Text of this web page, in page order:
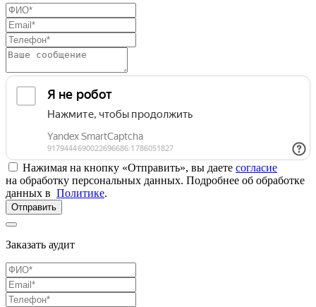
Нажимая на кнопку «Отправить», вы даете согласие
на обработку персональных данных. Подробнее об обработке
данных в Политике.
Отправить
Заказать аудит